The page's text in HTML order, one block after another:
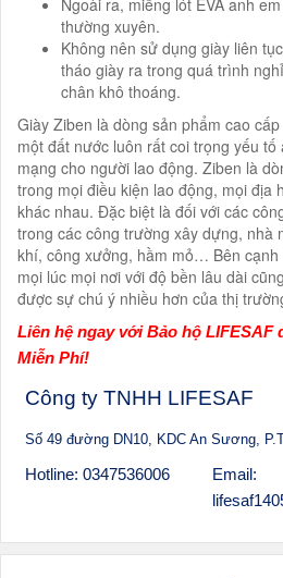
Ngoài ra, miếng lót EVA anh
thường xuyên.
Không nên sử dụng giày liên
tháo giày ra trong quá trình
chân khô thoáng.
Giày Ziben là dòng sản phẩm cao
một đất nước luôn rất coi trọng yếu
mạng cho người lao động. Ziben là
trong mọi điều kiện lao động, mọi địa
khác nhau. Đặc biệt là đối với các
trong các công trường xây dựng, nhà
khí, công xưởng, hầm mỏ… Bên
mọi lúc mọi nơi với độ bền lâu dài
được sự chú ý nhiều hơn của thị
Liên hệ ngay với Bảo hộ
Miễn Phí!
Công ty TNHH LIFESAF
Số 49 đường DN10, KDC An Sương,
Hotline: 0347536006
Email: